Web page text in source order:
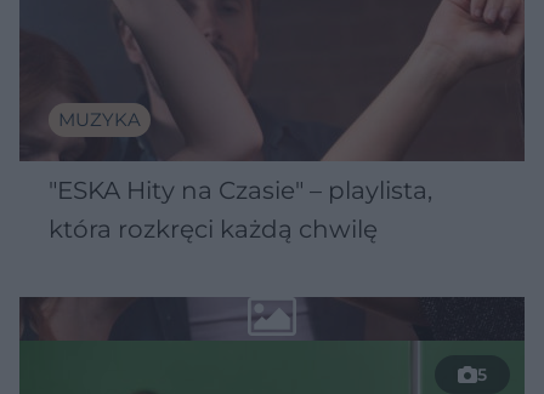
MUZYKA
"ESKA Hity na Czasie" – playlista,
która rozkręci każdą chwilę
5